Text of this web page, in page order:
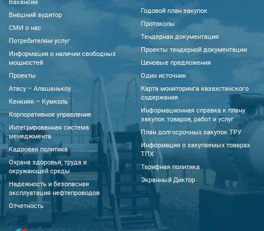
Внешний аудитор
CМИ о нас
Потребителям услуг
Информация о наличии свободных
мощностей
Проекты
Атасу – Алашанькоу
Кенкияк – Кумколь
Корпоративное управление
Интегрированная система
менеджмента
Кадровая политика
Охрана здоровья, труда и
окружающей среды
Надежность и безопасная
эксплуатация нефтепроводов
Отчетность
Годовой план закупок
Протоколы
Тендерная документация
Проекты тендерной документации
Ценовые предложения
Один источник
Карта мониторинга казахстанского
содержания
Информационная справка к плану
закупок товаров, работ и услуг
План долгосрочных закупок ТРУ
Информация о закупаемых товарах
ТПХ
Тарифная политика
Экранный Диктор